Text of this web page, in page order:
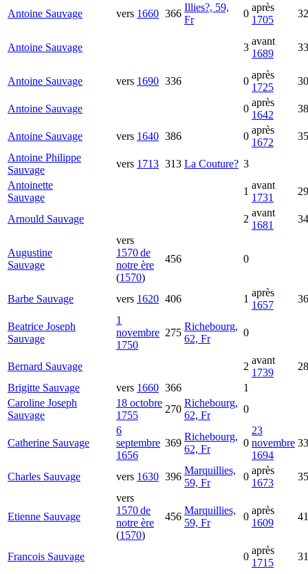
Antoine Sauvage vers 1660 366
Illies?, 59,
Fr
0
après
1705
Antoine Sauvage 3
avant
1689
Antoine Sauvage vers 1690 336 0
après
1725
Antoine Sauvage 0
après
1642
Antoine Sauvage vers 1640 386 0
après
1672
Antoine Philippe
Sauvage
vers 1713 313 La Couture? 3
Antoinette
Sauvage
1
avant
1731
Arnould Sauvage 2
avant
1681
Augustine
Sauvage
vers
1570 de
notre ère
(1570)
456 0
Barbe Sauvage vers 1620 406 1
après
1657
Beatrice Joseph
Sauvage
1
novembre
1750
275
Richebourg,
62, Fr
0
Bernard Sauvage 2
avant
1739
Brigitte Sauvage vers 1660 366
1
Caroline Joseph
Sauvage
18 octobre
1755
270
Richebourg,
62, Fr
0
Catherine Sauvage
6
septembre
1656
369
Richebourg,
62, Fr
0
23
novembre
1694
Charles Sauvage vers 1630 396
Marquillies,
59, Fr
0
après
1673
Etienne Sauvage
vers
1570 de
notre ère
(1570)
456
Marquillies,
59, Fr
0
après
1609
Francois Sauvage 0
après
1715